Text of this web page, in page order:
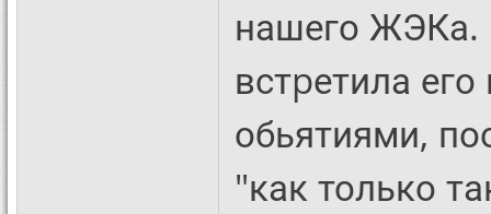
нашего ЖЭКа.
встpетила
обьятиями,
"как только